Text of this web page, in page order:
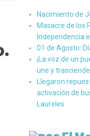
Nacimiento de
Masacre de los
Independencia
01 de Agosto:
¡La voz de un
une y
Llegaron
activación de
Laureles